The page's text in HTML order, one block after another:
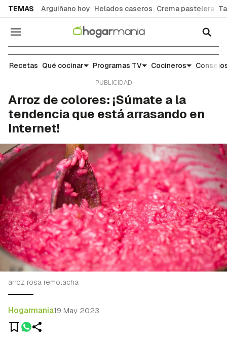
TEMAS Arguiñano hoy Helados caseros Crema pastelera
Navegación
Recetas
Recetas Qué cocinar Programas TV Cocineros
Arroz de colores: ¡Súmate a la
tendencia que está arrasando en
Internet!
arroz rosa remolacha
Hogarmania19 May 2023